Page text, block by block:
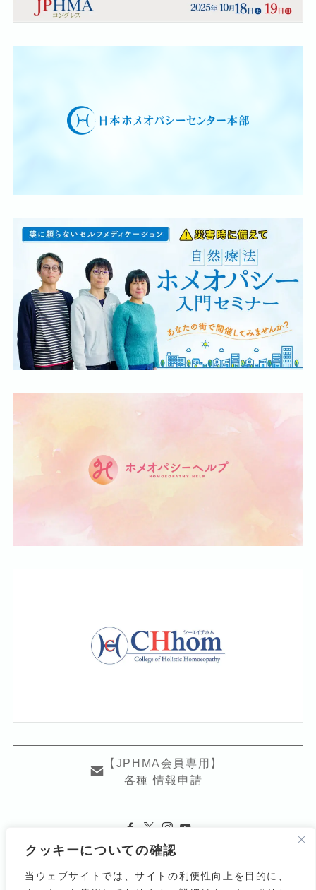
クッキーについての確認
当ウェブサイトでは、サイトの利便性向上を目的に、
【JPHMA会員専用】
各種 情報申請